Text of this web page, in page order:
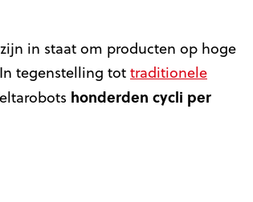
in staat om producten op hoge
tegenstelling tot traditionele
honderden cycli per